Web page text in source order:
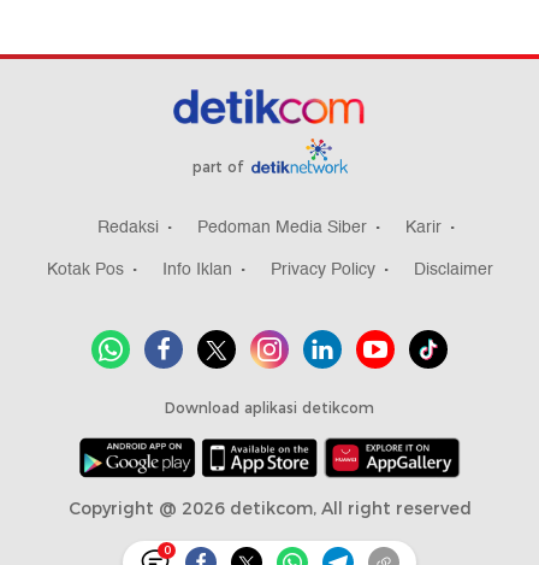
0
part of
Redaksi Pedoman Media Siber
Karir
Kotak Pos
Info Iklan Privacy Policy Disclaimer
Download aplikasi detikcom
Copyright @ 2026 detikcom, All right reserved